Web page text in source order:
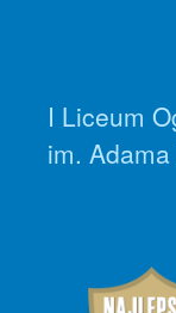
I Liceum
im.